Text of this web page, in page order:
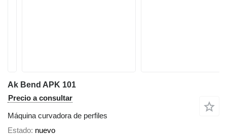
Ak Bend APK 101
Precio a consultar
Máquina curvadora de perfiles
Estado nuevo